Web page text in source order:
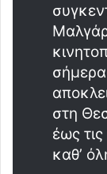
στη
έως
καθ’